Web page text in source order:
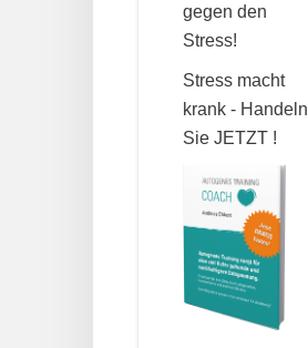
gegen den
Stress!
Stress macht
krank - Handeln
Sie JETZT !